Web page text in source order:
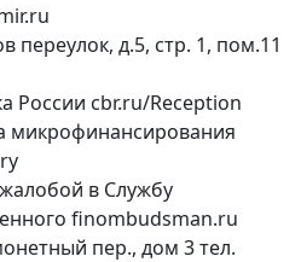
переулок, д.5, стр. 1, пом.11
России cbr.ru/Reception
микрофинансирования
в Службу
finombudsman.ru
пер., дом 3 тел.